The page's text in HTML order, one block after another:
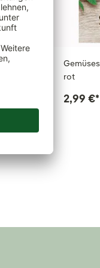
'As
rot
2,99 €*